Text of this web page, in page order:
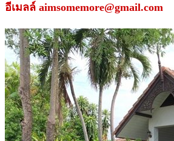
อีเมลล์ aimsomemore@gmail.com